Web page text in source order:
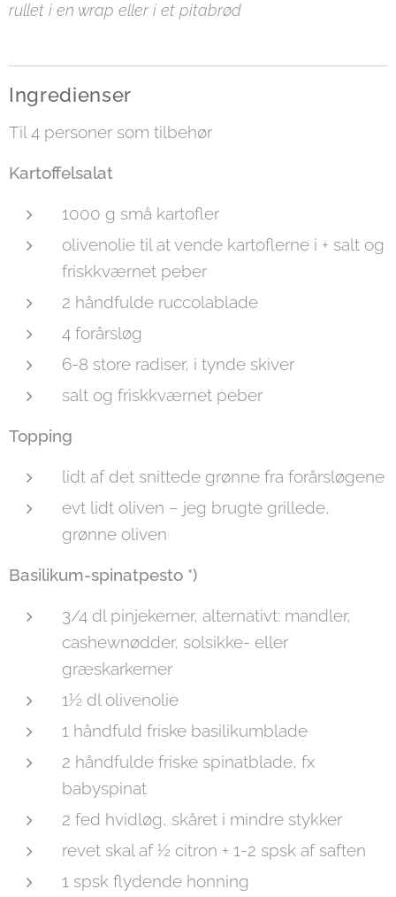
rullet i en wrap eller i et pitabrød
Ingredienser
Til 4 personer som tilbehør
Kartoffelsalat
1000 g små kartofler
olivenolie til at vende kartoflerne i + salt og
friskkværnet peber
2 håndfulde ruccolablade
4 forårsløg
6-8 store radiser, i tynde skiver
salt og friskkværnet peber
Topping
lidt af det snittede grønne fra forårsløgene
evt lidt oliven – jeg brugte grillede,
grønne oliven
Basilikum-spinatpesto *)
3/4 dl pinjekerner, alternativt: mandler,
cashewnødder, solsikke- eller
græskarkerner
1½ dl olivenolie
1 håndfuld friske basilikumblade
2 håndfulde friske spinatblade, fx
babyspinat
2 fed hvidløg, skåret i mindre stykker
revet skal af ½ citron + 1-2 spsk af saften
1 spsk flydende honning